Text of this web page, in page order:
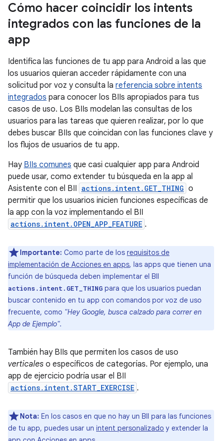
Cómo hacer coincidir los intents
integrados con las funciones de la
app
Identifica las funciones de tu app para Android a las que
los usuarios quieran acceder rápidamente con una
solicitud por voz y consulta la referencia sobre intents
integrados para conocer los BIIs apropiados para tus
casos de uso. Los BIIs modelan las consultas de los
usuarios para las tareas que quieren realizar, por lo que
debes buscar BIIs que coincidan con las funciones clave y
los flujos de usuarios de tu app.
Hay BIIs comunes que casi cualquier app para Android
puede usar, como extender tu búsqueda en la app al
Asistente con el BII actions.intent.GET_THING o
permitir que los usuarios inicien funciones específicas de
la app con la voz implementando el BII
actions.intent.OPEN_APP_FEATURE .
Importante: Como parte de los requisitos de
implementación de Acciones en apps, las apps que tienen una
función de búsqueda deben implementar el BII
actions.intent.GET_THING para que los usuarios puedan
buscar contenido en tu app con comandos por voz de uso
frecuente, como "Hey Google, busca calzado para correr en
App de Ejemplo".
También hay BIIs que permiten los casos de uso
verticales o específicos de categorías. Por ejemplo, una
app de ejercicio podría usar el BII
actions.intent.START_EXERCISE .
Nota: En los casos en que no hay un BII para las funciones
de tu app, puedes usar un intent personalizado y extender la